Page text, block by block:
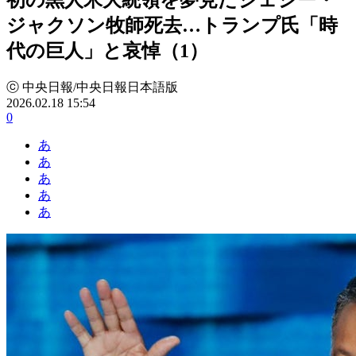
ジャクソン牧師死去…トランプ氏「時
代の巨人」と哀悼（1）
ⓒ 中央日報/中央日報日本語版
2026.02.18 15:54
0
あ
あ
あ
あ
あ